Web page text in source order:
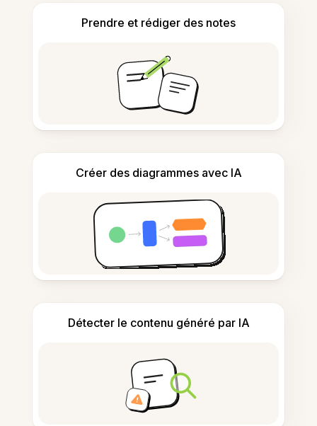
Prendre et rédiger des notes
Créer des diagrammes avec IA
Détecter le contenu généré par IA